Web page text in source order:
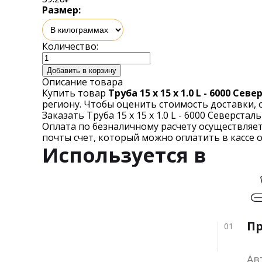
Размер:
Количество:
Добавить в корзину
Описание товара
Купить товар Труба 15 х 15 х 1.0 L - 6000
региону. Чтобы оценить стоимость
Заказать Труба 15 х 15 х 1.0 L - 6000
Оплата по безналичному расчету
почты счет, который можно оплатить в кассе
Используется в
01